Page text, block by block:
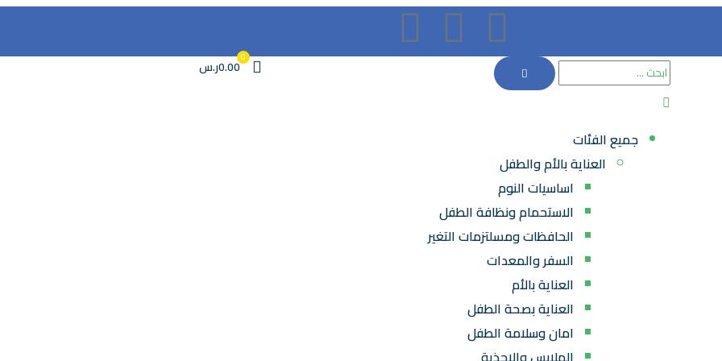
00.00ر.س
جميع الفئات
العناية بالأم والطفل
اساسيات النوم
الاستحمام ونظافة الطفل
الحافظات ومسلتزمات التغير
السفر والمعدات
العناية بالأم
العناية بصحة الطفل
امان وسلامة الطفل